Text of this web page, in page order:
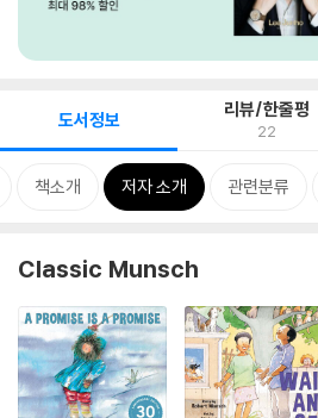
도서정보 리뷰/한줄평
22
책소개 저자 소개 관련분류
Classic Munsch